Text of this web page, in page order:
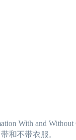
With and Without
和不带衣服。